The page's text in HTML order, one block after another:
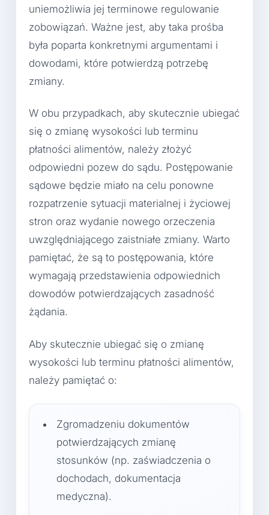
uniemożliwia jej terminowe regulowanie
zobowiązań. Ważne jest, aby taka prośba
była poparta konkretnymi argumentami i
dowodami, które potwierdzą potrzebę
zmiany.
W obu przypadkach, aby skutecznie ubiegać
się o zmianę wysokości lub terminu
płatności alimentów, należy złożyć
odpowiedni pozew do sądu. Postępowanie
sądowe będzie miało na celu ponowne
rozpatrzenie sytuacji materialnej i życiowej
stron oraz wydanie nowego orzeczenia
uwzględniającego zaistniałe zmiany. Warto
pamiętać, że są to postępowania, które
wymagają przedstawienia odpowiednich
dowodów potwierdzających zasadność
żądania.
Aby skutecznie ubiegać się o zmianę
wysokości lub terminu płatności alimentów,
należy pamiętać o:
Zgromadzeniu dokumentów
potwierdzających zmianę
stosunków (np. zaświadczenia o
dochodach, dokumentacja
medyczna).